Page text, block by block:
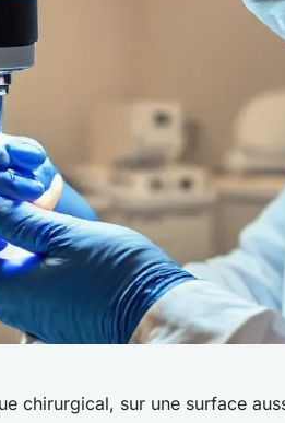
chirurgical, sur une surface